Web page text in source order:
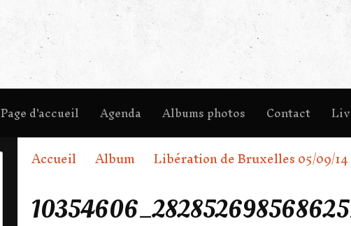
Page d'accueil Agenda Albums photos Contact
Accueil Album Libération de Bruxelles 05/09/14